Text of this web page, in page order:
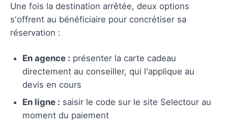
Une fois la destination arrêtée, deux options
s'offrent au bénéficiaire pour concrétiser sa
réservation :
En agence : présenter la carte cadeau
directement au conseiller, qui l'applique au
devis en cours
En ligne : saisir le code sur le site Selectour au
moment du paiement